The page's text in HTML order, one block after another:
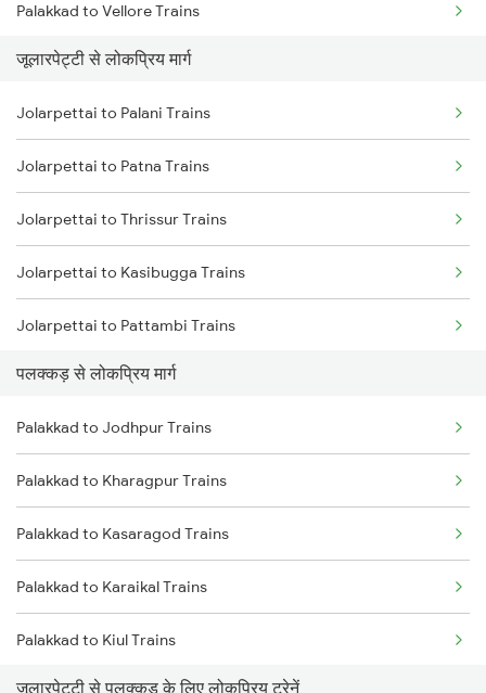
Palakkad to Vellore Trains
Palakkad to Ernakulam Trains
Palakkad to Aluva Trains
Palakkad to Ottappalam Trains
Palakkad to Kollam Trains
Palakkad to Kayamkulam Trains
Palakkad to Kottayam Trains
जूलारपेट्टी से लोकप्रिय मार्ग
Jolarpettai to Palani Trains
Jolarpettai to Patna Trains
Jolarpettai to Thrissur Trains
Jolarpettai to Kasibugga Trains
Jolarpettai to Pattambi Trains
Jolarpettai to Pune Trains
Jolarpettai to Kollam Trains
Jolarpettai to Raipur Trains
Jolarpettai to Raichur Trains
Jolarpettai to Ramagundam Trains
Jolarpettai to Rayagada Trains
पलक्कड़ से लोकप्रिय मार्ग
Palakkad to Jodhpur Trains
Palakkad to Kharagpur Trains
Palakkad to Kasaragod Trains
Palakkad to Karaikal Trains
Palakkad to Kiul Trains
जूलारपेट्टी से पलक्कड़ के लिए लोकप्रिय ट्रेनें